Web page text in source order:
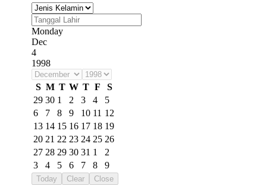
Monday
Dec
4
1998
S M T W T F
S
29 30 1 2 3 4
5
6
7 8 9 10 11 12
13 14 15 16 17 18 19
20 21 22 23 24 25 26
27 28 29 30 31 1
2
3
4 5 6 7 8 9
Today Clear Close